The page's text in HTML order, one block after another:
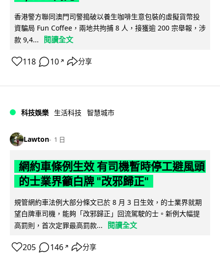
香港警方聯同澳門司警搗破以養生咖啡生意包裝的虛擬貨幣投
資騙局 Fun Coffee，兩地共拘捕 8 人，接獲逾 200 宗舉報，涉
款 9,4...
閱讀全文
118 10 ↗ 分享
科技娛樂 生活科技 智慧城市
Lawton 1 日
網約車條例生效 有司機暫時停工避風頭
的士業界籲白牌 "改邪歸正"
規管網約車法例大部分條文已於 8 月 3 日生效，的士業界就期
望白牌車司機，能夠「改邪歸正」回流駕駛的士。新例大幅提
高罰則，首次定罪最高罰款...
閱讀全文
205 146 ↗ 分享